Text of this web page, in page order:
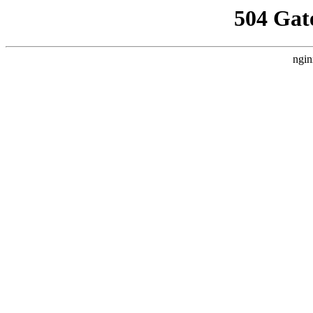
504